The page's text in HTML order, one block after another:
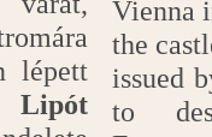
lépett
Vienna
the
issued
to